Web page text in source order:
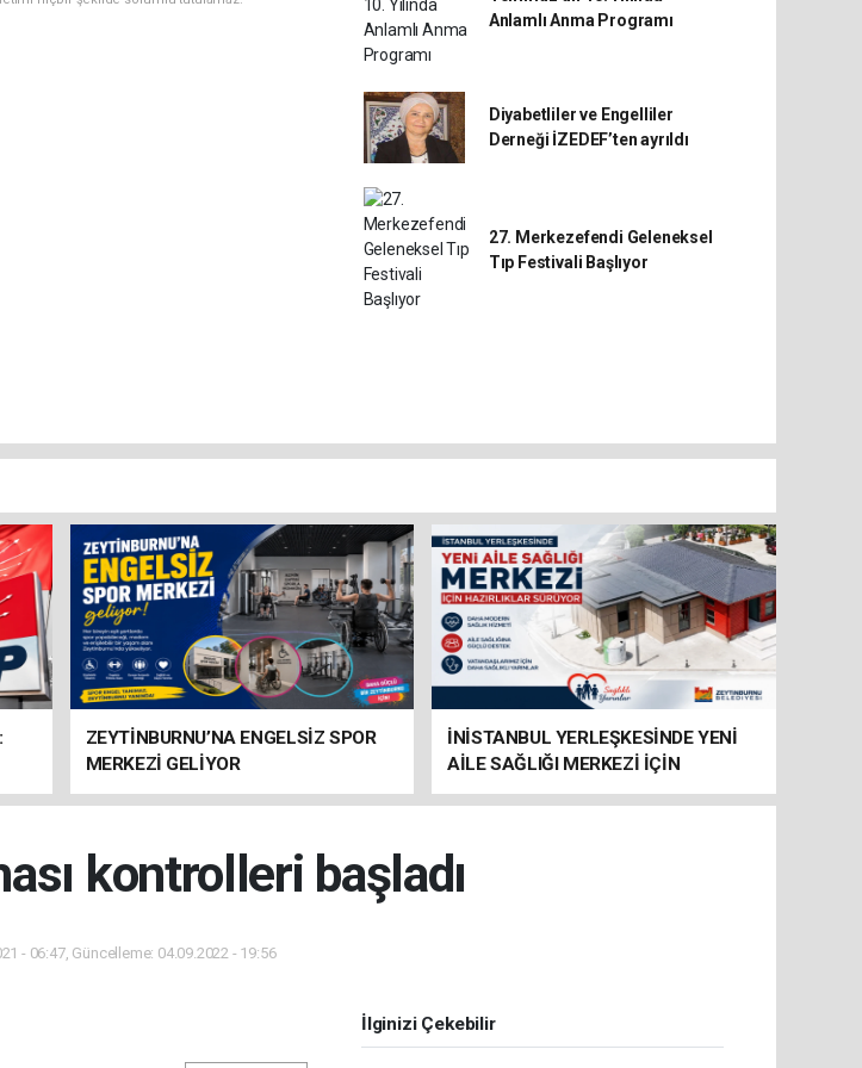
Anlamlı Anma Programı
Diyabetliler ve Engelliler
Derneği İZEDEF’ten ayrıldı
27. Merkezefendi Geleneksel
Tıp Festivali Başlıyor
ZEYTİNBURNU’NA ENGELSİZ SPOR
MERKEZİ GELİYOR
İNİSTANBUL YERLEŞKESİNDE YENİ
AİLE SAĞLIĞI MERKEZİ İÇİN
HAZIRLIKLAR SÜRÜYOR
kontrolleri başladı
- 06:47, Güncelleme: 04.09.2022 - 19:56
İlginizi Çekebilir